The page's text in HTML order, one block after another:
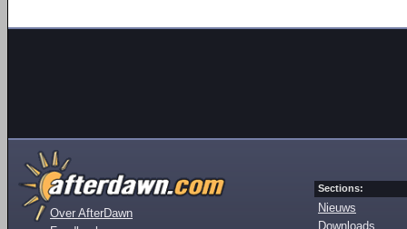
Over AfterDawn
Sections:
Nieuws
Downloads